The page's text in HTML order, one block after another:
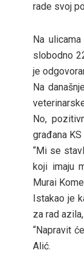
rade svoj
Na
slobodno
je
Na
No,
građana
“Mi se
koji imaju
Murai
Istakao je
za rad
“Napravit
Alić.